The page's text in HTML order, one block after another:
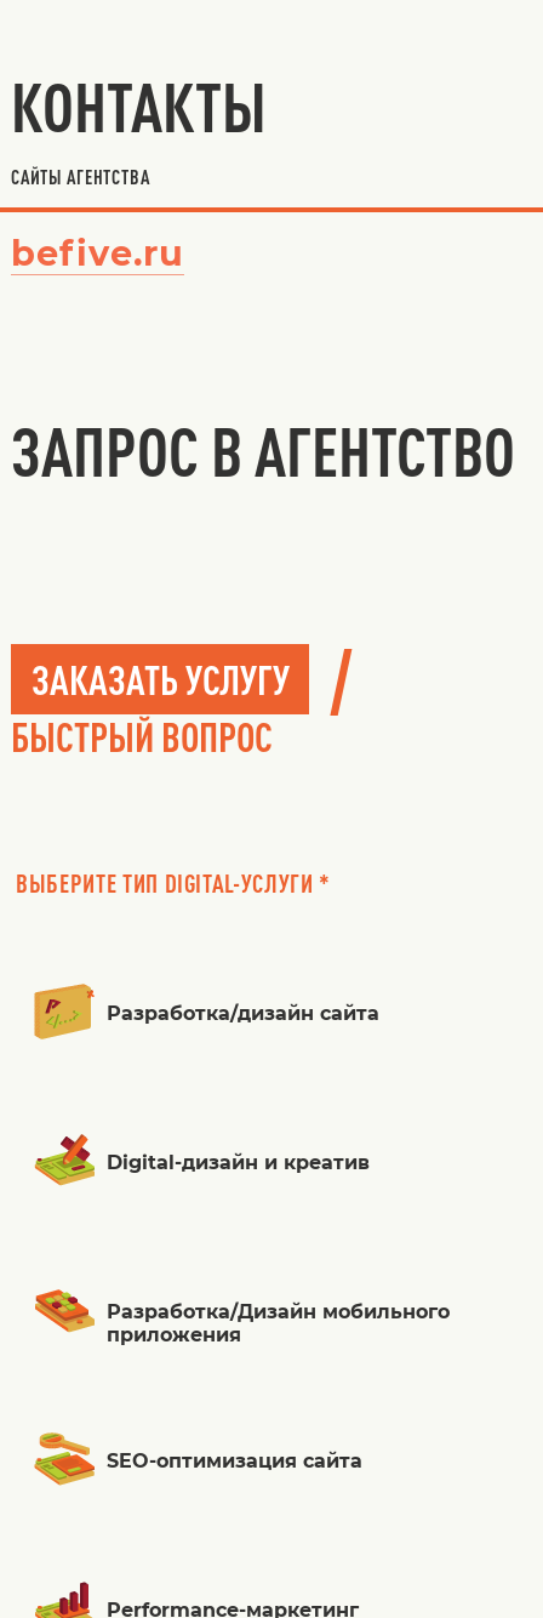
КОНТАКТЫ
САЙТЫ АГЕНТСТВА
befive.ru
ЗАПРОС В АГЕНТСТВО
ЗАКАЗАТЬ УСЛУГУ /
БЫСТРЫЙ ВОПРОС
ВЫБЕРИТЕ ТИП DIGITAL-УСЛУГИ *
Разработка/дизайн сайта
Digital-дизайн и креатив
Разработка/Дизайн мобильного
приложения
SEO-оптимизация сайта
Performance-маркетинг